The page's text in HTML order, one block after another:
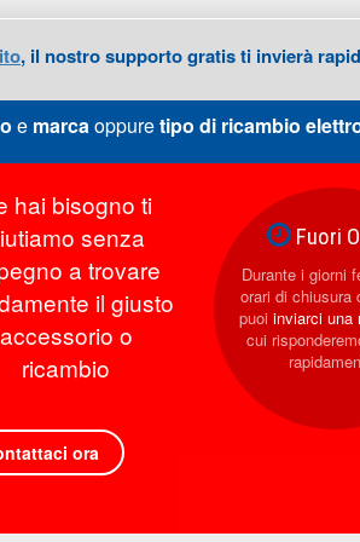
, il nostro supporto gratis ti invierà
e marcaoppuretipo di ricambio
hai bisogno ti
senza
a trovare
il giusto
accessorio o
ricambio
ora
Fuori
Durante i giorni
orari di chiusura
puoi inviarci una
cui